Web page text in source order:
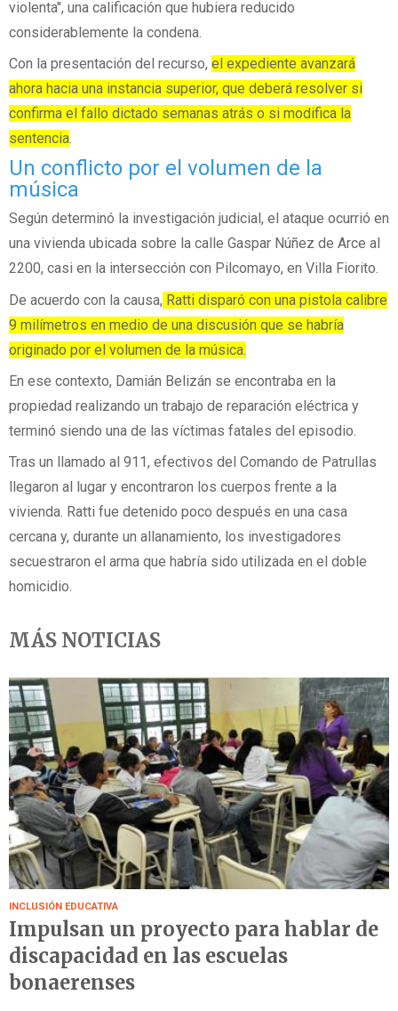
violenta", una calificación que hubiera reducido
considerablemente la condena.
Con la presentación del recurso, el expediente avanzará
ahora hacia una instancia superior, que deberá resolver si
confirma el fallo dictado semanas atrás o si modifica la
sentencia.
Un conflicto por el volumen de la
música
Según determinó la investigación judicial, el ataque ocurrió en
una vivienda ubicada sobre la calle Gaspar Núñez de Arce al
2200, casi en la intersección con Pilcomayo, en Villa Fiorito.
De acuerdo con la causa, Ratti disparó con una pistola calibre
9 milímetros en medio de una discusión que se habría
originado por el volumen de la música.
En ese contexto, Damián Belizán se encontraba en la
propiedad realizando un trabajo de reparación eléctrica y
terminó siendo una de las víctimas fatales del episodio.
Tras un llamado al 911, efectivos del Comando de Patrullas
llegaron al lugar y encontraron los cuerpos frente a la
vivienda. Ratti fue detenido poco después en una casa
cercana y, durante un allanamiento, los investigadores
secuestraron el arma que habría sido utilizada en el doble
homicidio.
MÁS NOTICIAS
INCLUSIÓN EDUCATIVA
Impulsan un proyecto para hablar de
discapacidad en las escuelas
bonaerenses